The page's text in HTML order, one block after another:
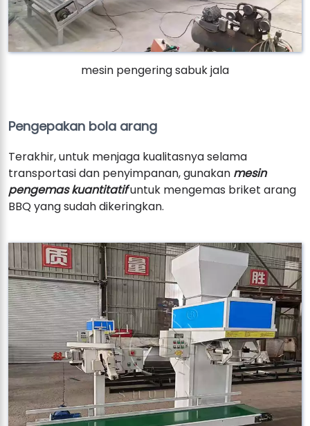
mesin pengering sabuk jala
Pengepakan bola arang
Terakhir, untuk menjaga kualitasnya selama
transportasi dan penyimpanan, gunakan mesin
pengemas kuantitatifuntuk mengemas briket arang
BBQ yang sudah dikeringkan.